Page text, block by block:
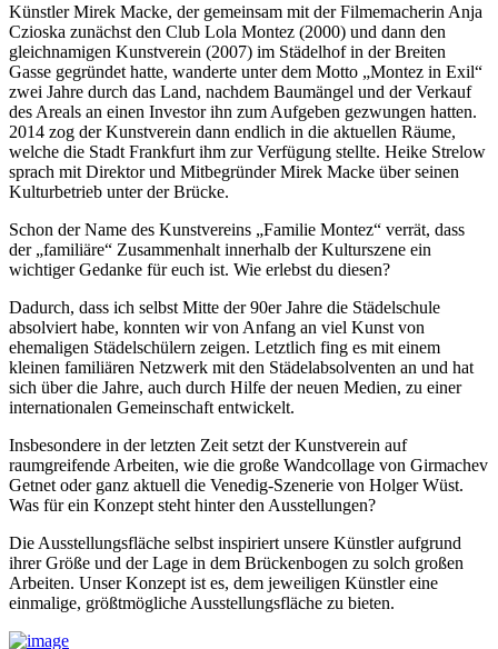
Künstler Mirek Macke, der gemeinsam mit der Filmemacherin Anja
Czioska zunächst den Club Lola Montez (2000) und dann den
gleichnamigen Kunstverein (2007) im Städelhof in der Breiten
Gasse gegründet hatte, wanderte unter dem Motto „Montez in Exil“
zwei Jahre durch das Land, nachdem Baumängel und der Verkauf
des Areals an einen Investor ihn zum Aufgeben gezwungen hatten.
2014 zog der Kunstverein dann endlich in die aktuellen Räume,
welche die Stadt Frankfurt ihm zur Verfügung stellte. Heike Strelow
sprach mit Direktor und Mitbegründer Mirek Macke über seinen
Kulturbetrieb unter der Brücke.
Schon der Name des Kunstvereins „Familie Montez“ verrät, dass
der „familiäre“ Zusammenhalt innerhalb der Kulturszene ein
wichtiger Gedanke für euch ist. Wie erlebst du diesen?
Dadurch, dass ich selbst Mitte der 90er Jahre die Städelschule
absolviert habe, konnten wir von Anfang an viel Kunst von
ehemaligen Städelschülern zeigen. Letztlich fing es mit einem
kleinen familiären Netzwerk mit den Städelabsolventen an und hat
sich über die Jahre, auch durch Hilfe der neuen Medien, zu einer
internationalen Gemeinschaft entwickelt.
Insbesondere in der letzten Zeit setzt der Kunstverein auf
raumgreifende Arbeiten, wie die große Wandcollage von Girmachev
Getnet oder ganz aktuell die Venedig-Szenerie von Holger Wüst.
Was für ein Konzept steht hinter den Ausstellungen?
Die Ausstellungsfläche selbst inspiriert unsere Künstler aufgrund
ihrer Größe und der Lage in dem Brückenbogen zu solch großen
Arbeiten. Unser Konzept ist es, dem jeweiligen Künstler eine
einmalige, größtmögliche Ausstellungsfläche zu bieten.